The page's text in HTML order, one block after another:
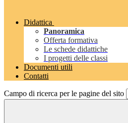
Didattica
Panoramica
Offerta formativa
Le schede didattiche
I progetti delle classi
Documenti utili
Contatti
Campo di ricerca per le pagine del sito